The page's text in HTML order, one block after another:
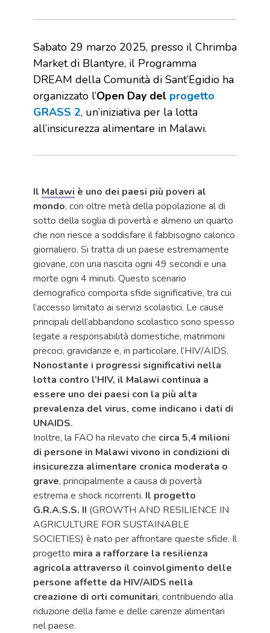
Sabato 29 marzo 2025, presso il Chrimba
Market di Blantyre, il Programma
DREAM della Comunità di Sant’Egidio ha
organizzato l’Open Day del progetto
GRASS 2, un’iniziativa per la lotta
all’insicurezza alimentare in Malawi.
Il Malawi è uno dei paesi più poveri al
mondo, con oltre metà della popolazione al di
sotto della soglia di povertà e almeno un quarto
che non riesce a soddisfare il fabbisogno calorico
giornaliero. Si tratta di un paese estremamente
giovane, con una nascita ogni 49 secondi e una
morte ogni 4 minuti. Questo scenario
demografico comporta sfide significative, tra cui
l’accesso limitato ai servizi scolastici. Le cause
principali dell’abbandono scolastico sono spesso
legate a responsabilità domestiche, matrimoni
precoci, gravidanze e, in particolare, l’HIV/AIDS.
Nonostante i progressi significativi nella
lotta contro l’HIV, il Malawi continua a
essere uno dei paesi con la più alta
prevalenza del virus, come indicano i dati di
UNAIDS.
Inoltre, la FAO ha rilevato che circa 5,4 milioni
di persone in Malawi vivono in condizioni di
insicurezza alimentare cronica moderata o
grave, principalmente a causa di povertà
estrema e shock ricorrenti. Il progetto
G.R.A.S.S. II (GROWTH AND RESILIENCE IN
AGRICULTURE FOR SUSTAINABLE
SOCIETIES) è nato per affrontare queste sfide. Il
progetto mira a rafforzare la resilienza
agricola attraverso il coinvolgimento delle
persone affette da HIV/AIDS nella
creazione di orti comunitari, contribuendo alla
riduzione della fame e delle carenze alimentari
nel paese.